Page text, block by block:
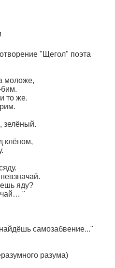
"Щегол" поэта
моложе,
бим.
то же.
зелёный.
клёном,
яду?
"
самозабвение..."
разума)